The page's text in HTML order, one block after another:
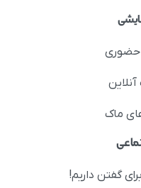
حضوری
ماک
گفتن داریم!